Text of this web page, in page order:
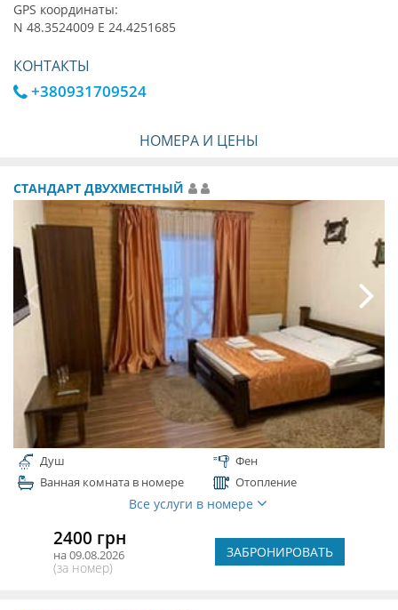
GPS координаты:
N 48.3524009 E 24.4251685
КОНТАКТЫ
+380931709524
НОМЕРА И ЦЕНЫ
СТАНДАРТ ДВУХМЕСТНЫЙ
Душ
Фен
Ванная комната в номере
Отопление
Все услуги в номере
2400 грн
на 09.08.2026
(за номер)
ЗАБРОНИРОВАТЬ